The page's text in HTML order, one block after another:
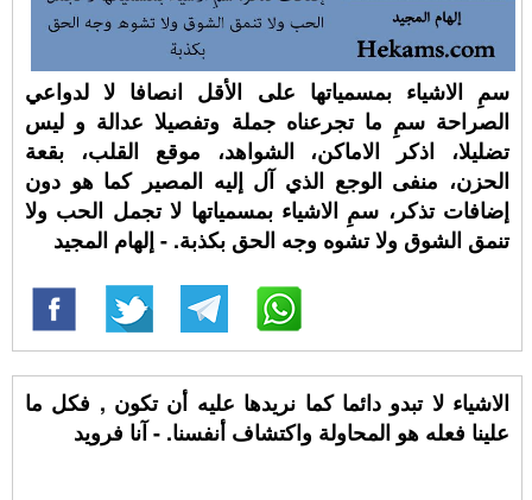
سمِ الاشياء بمسمياتها على الأقل انصافا لا لدواعي
الصراحة سمِ ما تجرعناه جملة وتفصيلا عدالة و ليس
تضليلا، اذكر الاماكن، الشواهد، موقع القلب، بقعة
الحزن، منفى الوجع الذي آل إليه المصير كما هو دون
إضافات تذكر، سمِ الاشياء بمسمياتها لا تجمل الحب ولا
تنمق الشوق ولا تشوه وجه الحق بكذبة. - إلهام المجيد
الاشياء لا تبدو دائما كما نريدها عليه أن تكون , فكل ما
علينا فعله هو المحاولة واكتشاف أنفسنا. - آنا فرويد